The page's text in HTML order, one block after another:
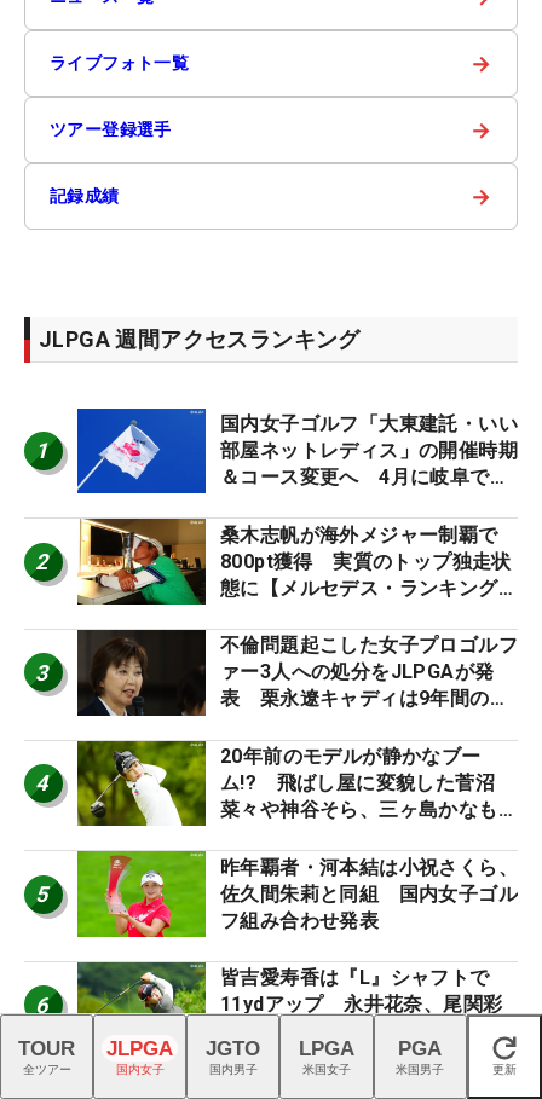
ライブフォト一覧 →
ツアー登録選手 →
記録成績 →
JLPGA 週間アクセスランキング
1
国内女子ゴルフ「大東建託・いい
部屋ネットレディス」の開催時期
＆コース変更へ 4月に岐阜で開
2
桑木志帆が海外メジャー制覇で
800pt獲得 実質のトップ独走状
態に【メルセデス・ランキング番
3
不倫問題起こした女子プロゴルフ
ァー3人への処分をJLPGAが発
表 栗永遼キャディは9年間の立
4
20年前のモデルが静かなブー
ム!? 飛ばし屋に変貌した菅沼
菜々や神谷そら、三ヶ島かなも使
ロたちの“飛ばしギア”】
5
昨年覇者・河本結は小祝さくら、
佐久間朱莉と同組 国内女子ゴル
フ組み合わせ発表
6
皆吉愛寿香は『L』シャフトで
11ydアップ 永井花奈、尾関彩
美悠も選ぶしなりシャフトの効果
【ツアープロたちの“飛ばしギ閉じる
TOUR
全ツアー
JLPGA
国内女子
JGTO
国内男子
LPGA
米国女子
PGA
米国男子 更新